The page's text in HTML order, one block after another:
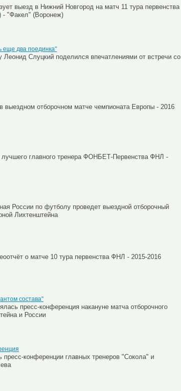
выезд в Нижний Новгород на матч 11 тура первенства
- "Факел" (Воронеж)
еще два поединка"
Леонид Слуцкий поделился впечатлениями от встречи со
выездном отборочном матче чемпионата Европы - 2016
главного тренера ФОНБЕТ-Первенства ФНЛ -
России по футболу проведет выездной отборочный
Лихтенштейна
о матче 10 тура первенства ФНЛ - 2015-2016
состава"
пресс-конференция накануне матча отборочного
и России
конференции главных тренеров "Сокола" и